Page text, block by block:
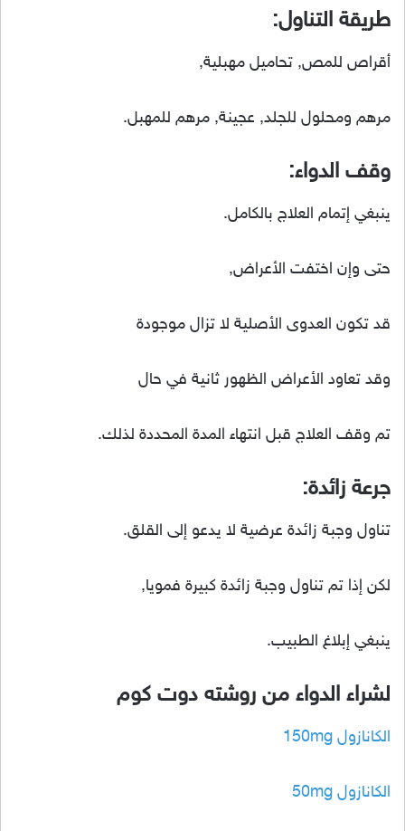
طريقة التناول:
أقراص للمص, تحاميل مهبلية,
مرهم ومحلول للجلد, عجينة, مرهم للمهبل.
وقف الدواء:
ينبغي إتمام العلاج بالكامل.
حتى وإن اختفت الأعراض,
قد تكون العدوى الأصلية لا تزال موجودة
وقد تعاود الأعراض الظهور ثانية في حال
تم وقف العلاج قبل انتهاء المدة المحددة لذلك.
جرعة زائدة:
تناول وجبة زائدة عرضية لا يدعو إلى القلق.
لكن إذا تم تناول وجبة زائدة كبيرة فمويا,
ينبغي إبلاغ الطبيب.
لشراء الدواء من روشته دوت كوم
الكانازول 150mg
الكانازول 50mg